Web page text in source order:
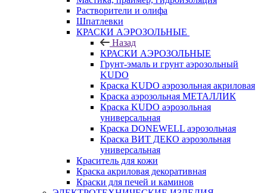
Растворители и олифа
Шпатлевки
КРАСКИ АЭРОЗОЛЬНЫЕ
Назад
КРАСКИ АЭРОЗОЛЬНЫЕ
Грунт-эмаль и грунт аэрозольный
KUDO
Краска KUDO аэрозольная акриловая
Краска аэрозольная МЕТАЛЛИК
Краска KUDO аэрозольная
универсальная
Краска DONEWELL аэрозольная
Краска ВИТ ДЕКО аэрозольная
универсальная
Краситель для кожи
Краска акриловая декоративная
Краски для печей и каминов